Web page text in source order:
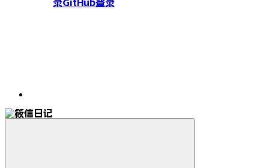
录GitHub登录